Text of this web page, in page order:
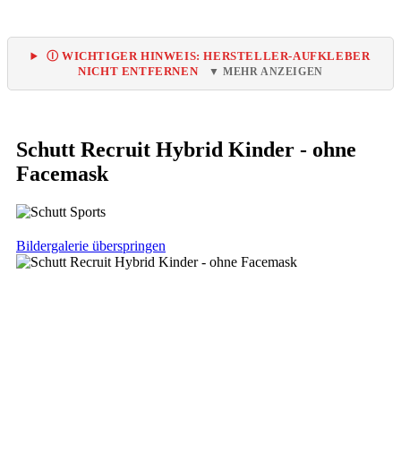
Ⓘ WICHTIGER HINWEIS: HERSTELLER-AUFKLEBER
NICHT ENTFERNEN
▼ MEHR ANZEIGEN
Schutt Recruit Hybrid Kinder - ohne
Facemask
Bildergalerie überspringen